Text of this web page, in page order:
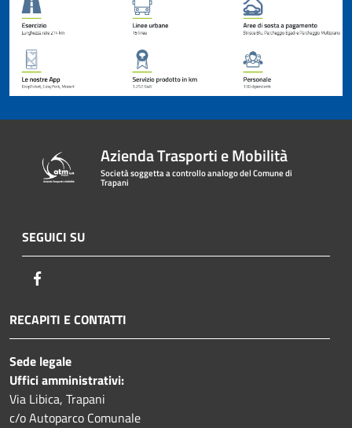
Azienda Trasporti e Mobilità
Società soggetta a controllo analogo del Comune di
Trapani
SEGUICI SU
RECAPITI E CONTATTI
Sede legale
Uffici amministrativi:
Via Libica, Trapani
c/o Autoparco Comunale